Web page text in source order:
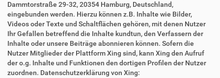
Dammtorstraße 29-32, 20354 Hamburg, Deutschland,
eingebunden werden. Hierzu können z.B. Inhalte wie Bilder,
Videos oder Texte und Schaltflächen gehören, mit denen Nutzer
Ihr Gefallen betreffend die Inhalte kundtun, den Verfassern der
Inhalte oder unsere Beiträge abonnieren können. Sofern die
Nutzer Mitglieder der Plattform Xing sind, kann Xing den Aufruf
der o.g. Inhalte und Funktionen den dortigen Profilen der Nutzer
zuordnen. Datenschutzerklärung von Xing: